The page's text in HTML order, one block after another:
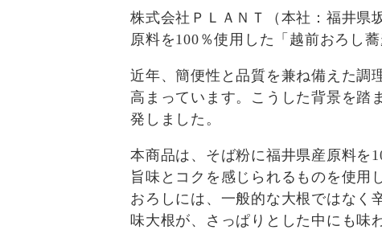
株式会社ＰＬＡＮＴ（本社：福井県
原料を100％使用した「越前おろし
近年、簡便性と品質を兼ね備えた調
高まっています。こうした背景を踏
発しました。
本商品は、そば粉に福井県産原料を
旨味とコクを感じられるものを使用
おろしには、一般的な大根ではなく
味大根が、さっぱりとした中にも味